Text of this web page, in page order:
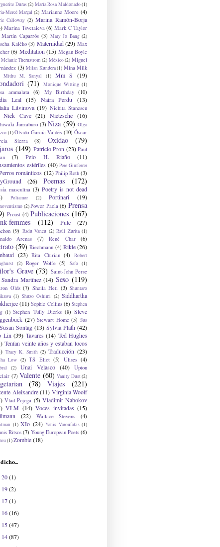
Duras(2) María Rosa Maldonado(1)
Mercè Marçal (2) Marianne Moore (4)
Calloway (2) Marina Ramón-Borja
Marina Tsvetaieva (6) Mark C Taylor
Martín Caparrós (3) Mary Jo Bang (2)
Kaléko (3) Maternidad (29) Max
(6) Meditation (15) Megan Boyle
Melanie Thernstrom (2) México (2) Miguel
(3) Milan Kundera(1) Mina Milk
Mithu M. Sanyal (1) Mm S (19)
(71) Monique Witting (1)
ammalata (6) My Birthday (10)
Leal (15) Naira Perdu
(13)
Litvinova (19) Nichita Stanescu
Nick Cave (21) Nietzsche (16)
Junzaburo (3) Niza (59) Olga
(1)Olvido García Valdés (10) Óscar
Sierra
(8) Oxidao
(79)
(149) Patricio Pron (23) Paul
(7) Peio H. Riaño
(11)
estériles (40) Pere Gimferrer
románticos (12) Philip Roth (3)
(26) Poemas (172)
masculina (3) Poetry is not dead
Poliamor (2) Portinari (19)
(2) Power Paola (6) Prensa
Proust (4) Publicaciones (167)
femmes
(112) Pute (27)
(9) Radu Vancu (2) Raúl Zurita (1)
Arenas (7) René Char (6)
(59) Riechmann (4) Rikle (26)
(23) Rita Chirian (4)
Robert
(2) Roger Wolfe (5) Safo (1)
Grave (73) Saint-John Perse
Sandra Martínez (14) Sexo (119)
Olds (7) Sheila Heti (3) Shuntaro
(1) Shuzo Oshimi (2) Siddhartha
(11) Sophie Collins (6) Stephen
(1) Stephen Tully Dierks (8) Steve
(27) Stewart Home (5) Sus
Susan Sontag (13) Sylvia Plath (42)
Lin (39) Tavares (14) Ted Hughes
Tenían veinte años y estaban locos
Tracy K. Smith (2) Traducción (23)
Low (2) TS Eliot (5) Ulises (4)
(2) Unai Velasco (40)
Upton
(7) Valente (60) Vanity Dust(2)
(78) Viajes (221)
Aleixandre (11) Virginia Woolf
Vlad Pojoga (5) Vladimir Nabokov
VLM (14) Voces invitadas (15)
(22) Wallace Stevens (4)
(1) XIo (24) Yanis Varoufakis (1)
Ritsos (7) Young European Poets (6)
(1)Zombie(18)
20(1)
19(2)
17(1)
16(16)
15(47)
14(87)